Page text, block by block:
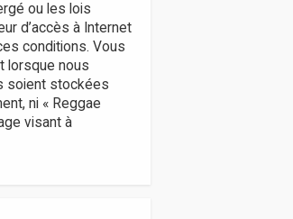
ou les lois
d’accès à Internet
conditions. Vous
lorsque nous
soient stockées
ni « Reggae
visant à